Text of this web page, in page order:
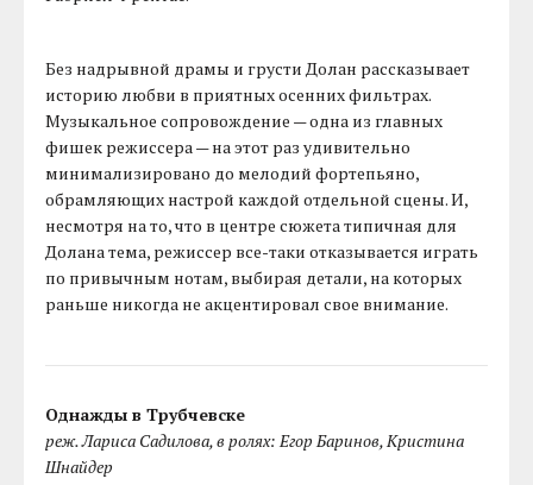
Без надрывной драмы и грусти Долан рассказывает
историю любви в приятных осенних фильтрах.
Музыкальное сопровождение — одна из главных
фишек режиссера — на этот раз удивительно
минимализировано до мелодий фортепьяно,
обрамляющих настрой каждой отдельной сцены. И,
несмотря на то, что в центре сюжета типичная для
Долана тема, режиссер все-таки отказывается играть
по привычным нотам, выбирая детали, на которых
раньше никогда не акцентировал свое внимание.
Однажды в Трубчевске
реж. Лариса Садилова, в ролях: Егор Баринов, Кристина
Шнайдер